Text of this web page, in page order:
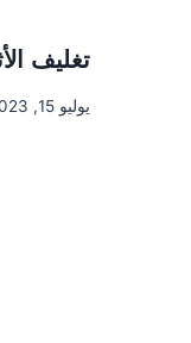
تغليف
يوليو 15, 2023